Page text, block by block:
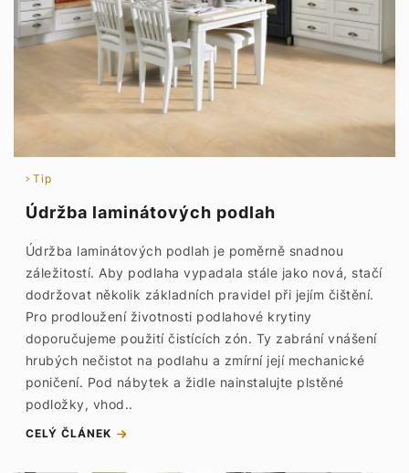
Tip
Údržba laminátových podlah
Údržba laminátových podlah je poměrně snadnou
záležitostí. Aby podlaha vypadala stále jako nová, stačí
dodržovat několik základních pravidel při jejím čištění.
Pro prodloužení životnosti podlahové krytiny
doporučujeme použití čistících zón. Ty zabrání vnášení
hrubých nečistot na podlahu a zmírní její mechanické
poničení. Pod nábytek a židle nainstalujte plstěné
podložky, vhod..
CELÝ ČLÁNEK